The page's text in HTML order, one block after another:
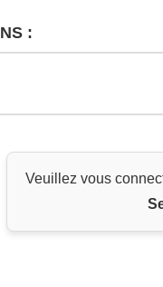
:
Veuillez vous